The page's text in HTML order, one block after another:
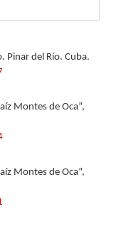
Pinar del Río. Cuba.
Montes de Oca”,
Montes de Oca”,